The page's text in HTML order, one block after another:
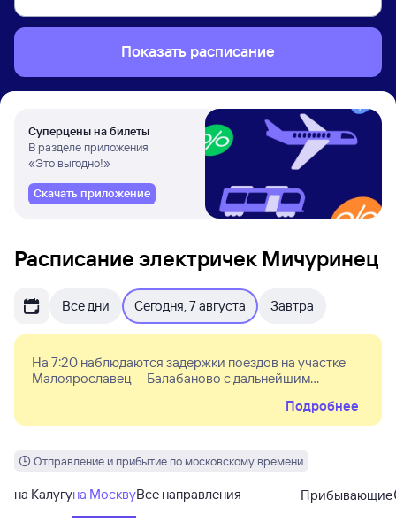
Показать расписание
Суперцены на билеты
В разделе приложения
«Это выгодно!»
Скачать приложение
Расписание электричек Мичуринец
Все дни Сегодня, 7 августа Завтра
На 7:20 наблюдаются задержки поездов на участке
Малоярославец — Балабаново с дальнейшим
внеплановые сокращения/отмены поездов.Подробнее
Отправление и прибытие по московскому времени
на Калугуна МосквуВсе направления Прибывающие